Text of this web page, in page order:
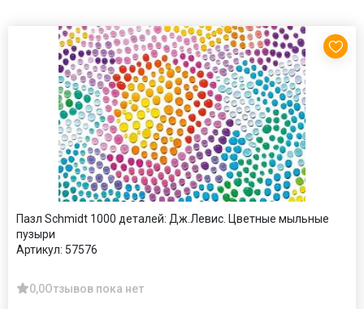
Пазл Schmidt 1000 деталей: Дж.Левис. Цветные мыльные
пузыри
Артикул: 57576
0,0Отзывов пока нет